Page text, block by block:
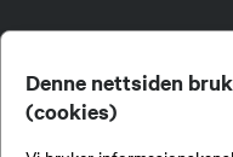
Denne nettsiden
(cookies)